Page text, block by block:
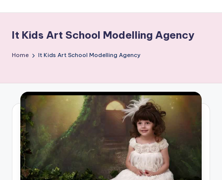
e
s
c
a
f
e
.
r
urbane
It Kids Art School Modelling Agency
Home It Kids Art School Modelling Agency